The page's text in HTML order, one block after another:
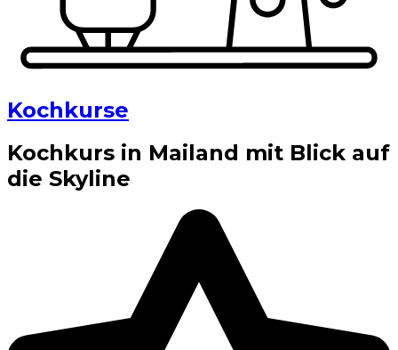
Kochkurse
Kochkurs in Mailand mit Blick auf
die Skyline